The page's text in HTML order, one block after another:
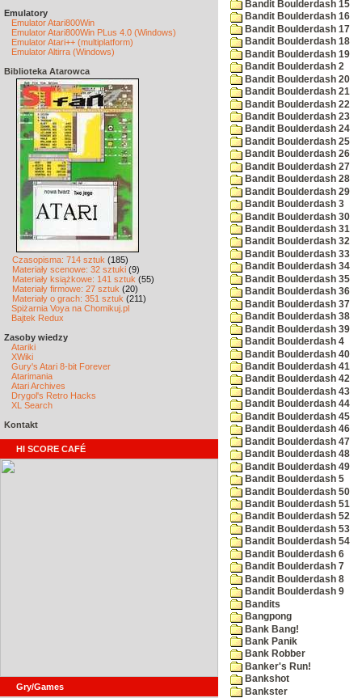
Emulatory
Emulator Atari800Win
Emulator Atari800Win PLus 4.0 (Windows)
Emulator Atari++ (multiplatform)
Emulator Altirra (Windows)
Biblioteka Atarowca
Czasopisma: 714 sztuk (185)
Materiały scenowe: 32 sztuki (9)
Materiały książkowe: 141 sztuk (55)
Materiały firmowe: 27 sztuk (20)
Materiały o grach: 351 sztuk (211)
Spiżarnia Voya na Chomikuj.pl
Bajtek Redux
Zasoby wiedzy
Atariki
XWiki
Gury's Atari 8-bit Forever
Atarimania
Atari Archives
Drygol's Retro Hacks
XL Search
Kontakt
HI SCORE CAFÉ
Gry/Games
Bandit Boulderdash 15
Bandit Boulderdash 16
Bandit Boulderdash 17
Bandit Boulderdash 18
Bandit Boulderdash 19
Bandit Boulderdash 2
Bandit Boulderdash 20
Bandit Boulderdash 21
Bandit Boulderdash 22
Bandit Boulderdash 23
Bandit Boulderdash 24
Bandit Boulderdash 25
Bandit Boulderdash 26
Bandit Boulderdash 27
Bandit Boulderdash 28
Bandit Boulderdash 29
Bandit Boulderdash 3
Bandit Boulderdash 30
Bandit Boulderdash 31
Bandit Boulderdash 32
Bandit Boulderdash 33
Bandit Boulderdash 34
Bandit Boulderdash 35
Bandit Boulderdash 36
Bandit Boulderdash 37
Bandit Boulderdash 38
Bandit Boulderdash 39
Bandit Boulderdash 4
Bandit Boulderdash 40
Bandit Boulderdash 41
Bandit Boulderdash 42
Bandit Boulderdash 43
Bandit Boulderdash 44
Bandit Boulderdash 45
Bandit Boulderdash 46
Bandit Boulderdash 47
Bandit Boulderdash 48
Bandit Boulderdash 49
Bandit Boulderdash 5
Bandit Boulderdash 50
Bandit Boulderdash 51
Bandit Boulderdash 52
Bandit Boulderdash 53
Bandit Boulderdash 54
Bandit Boulderdash 6
Bandit Boulderdash 7
Bandit Boulderdash 8
Bandit Boulderdash 9
Bandits
Bangpong
Bank Bang!
Bank Panik
Bank Robber
Banker's Run!
Bankshot
Bankster